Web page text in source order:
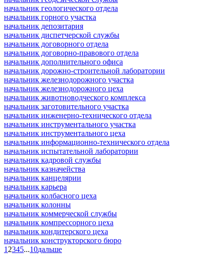
начальник геологического отдела
начальник горного участка
начальник депозитария
начальник диспетчерской службы
начальник договорного отдела
начальник договорно-правового отдела
начальник дополнительного офиса
начальник дорожно-строительной лаборатории
начальник железнодорожного участка
начальник железнодорожного цеха
начальник животноводческого комплекса
начальник заготовительного участка
начальник инженерно-технического отдела
начальник инструментального участка
начальник инструментального цеха
начальник информационно-технического отдела
начальник испытательной лаборатории
начальник кадровой службы
начальник казначейства
начальник канцелярии
начальник карьера
начальник колбасного цеха
начальник колонны
начальник коммерческой службы
начальник компрессорного цеха
начальник кондитерского цеха
начальник конструкторского бюро
1 2345...10дальше